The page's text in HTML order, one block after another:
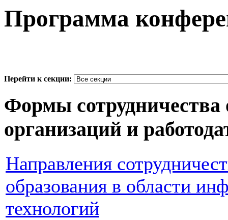
Программа
Перейти к секции:
Формы сотрудничества
организаций и
Направления
образования в области
технологий